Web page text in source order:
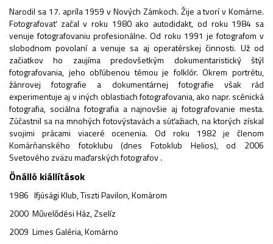
Narodil sa 17. apríla 1959 v Nových Zámkoch. Žije a tvorí v Komárne.
Fotografovať začal v roku 1980 ako autodidakt, od roku 1984 sa
venuje fotografovaniu profesionálne. Od roku 1991 je fotografom v
slobodnom povolaní a venuje sa aj operatérskej činnosti. Už od
začiatkov ho zaujíma predovšetkým dokumentaristický štýl
fotografovania, jeho obľúbenou témou je folklór. Okrem portrétu,
žánrovej fotografie a dokumentárnej fotografie však rád
experimentuje aj v iných oblastiach fotografovania, ako napr. scénická
fotografia, sociálna fotografia a najnovšie aj fotografovanie mesta.
Zúčastnil sa na mnohých fotovýstavách a súťažiach, na ktorých získal
svojimi prácami viaceré ocenenia. Od roku 1982 je členom
Komárňanského fotoklubu (dnes Fotoklub Helios), od 2006
Svetového zväzu maďarských fotografov .
Önálló kiállítások
1986 Ifjúsági Klub, Tiszti Pavilon, Komárom
2000 Művelődési Ház, Zselíz
2009 Limes Galéria, Komárno